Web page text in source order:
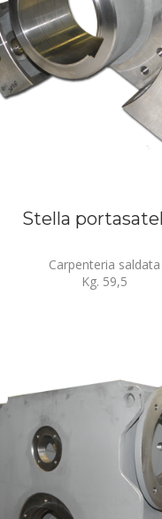
Stella
Carpenteria saldata
Kg. 59,5